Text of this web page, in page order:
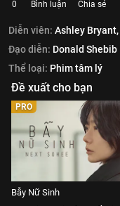
0 Bình luận Chia sẻ
Diễn viên: Ashley Bryant,
Đạo diễn: Donald Shebib
Thể loại: Phim tâm lý
Đề xuất cho bạn
PRO
Bẫy Nữ Sinh